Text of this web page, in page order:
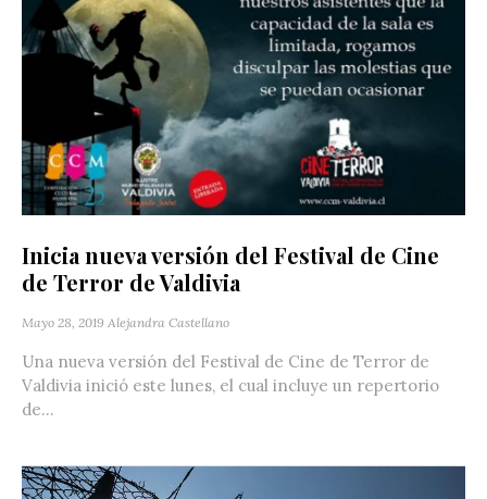
Inicia nueva versión del Festival de Cine
de Terror de Valdivia
Mayo 28, 2019 Alejandra Castellano
Una nueva versión del Festival de Cine de Terror de
Valdivia inició este lunes, el cual incluye un repertorio
de...